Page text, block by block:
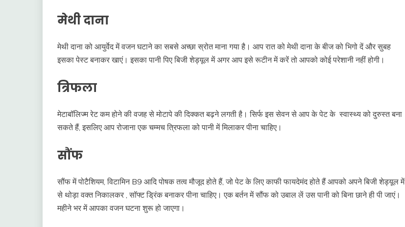
मेथी दाना
मेथी दाना को आयुर्वेद में वजन घटाने का सबसे अच्छा स्रोत माना गया है। आप रात को मेथी दाना के बीज को भिगो दें और सुबह
इसका पेस्ट बनाकर खाएं। इसका पानी पिए बिजी शेड्यूल में अगर आप इसे रूटीन में करें तो आपको कोई परेशानी नहीं होगी।
त्रिफला
मेटाबॉलिज्म रेट कम होने की वजह से मोटापे की दिक्कत बढ़ने लगती है। सिर्फ इस सेवन से आप के पेट के स्वास्थ्य को दुरुस्त बना
सकते हैं, इसलिए आप रोजाना एक चम्मच त्रिफला को पानी में मिलाकर पीना चाहिए।
सौंफ
सौंफ में पोटैशियम, विटामिन B9 आदि पोषक तत्व मौजूद होते हैं, जो पेट के लिए काफी फायदेमंद होते हैं आपको अपने बिजी शेड्यूल में
से थोड़ा वक्त निकालकर , सॉफ्ट ड्रिंक बनाकर पीना चाहिए। एक बर्तन में सौंफ को उबाल लें उस पानी को बिना छाने ही पी जाएं।
महीने भर में आपका वजन घटना शुरू हो जाएगा।